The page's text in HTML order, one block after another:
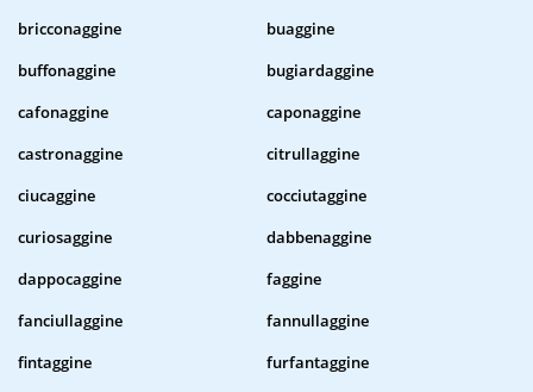
bricconaggine
buaggine
buffonaggine
bugiardaggine
cafonaggine
caponaggine
castronaggine
citrullaggine
ciucaggine
cocciutaggine
curiosaggine
dabbenaggine
dappocaggine
faggine
fanciullaggine
fannullaggine
fintaggine
furfantaggine